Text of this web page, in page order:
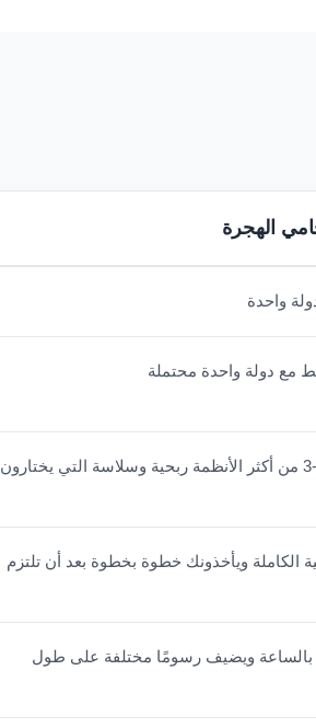
الهجرة
واحدة
مع دولة واحدة محتملة
عادةً ما يتخصص محامو الهجرة في 2-3 من أكثر الأنظمة ربحية وسلاسة التي يختارون
الكاملة ويأخذونك خطوة بخطوة بعد أن تلتزم
بالساعة ويضيف رسومًا مختلفة على طول